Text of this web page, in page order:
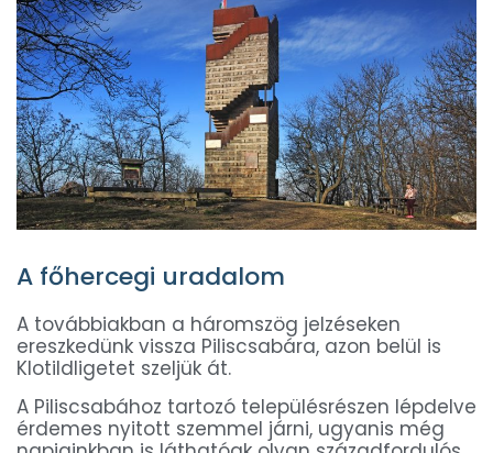
A főhercegi uradalom
A továbbiakban a háromszög jelzéseken
ereszkedünk vissza Piliscsabára, azon belül is
Klotildligetet szeljük át.
A Piliscsabához tartozó településrészen lépdelve
érdemes nyitott szemmel járni, ugyanis még